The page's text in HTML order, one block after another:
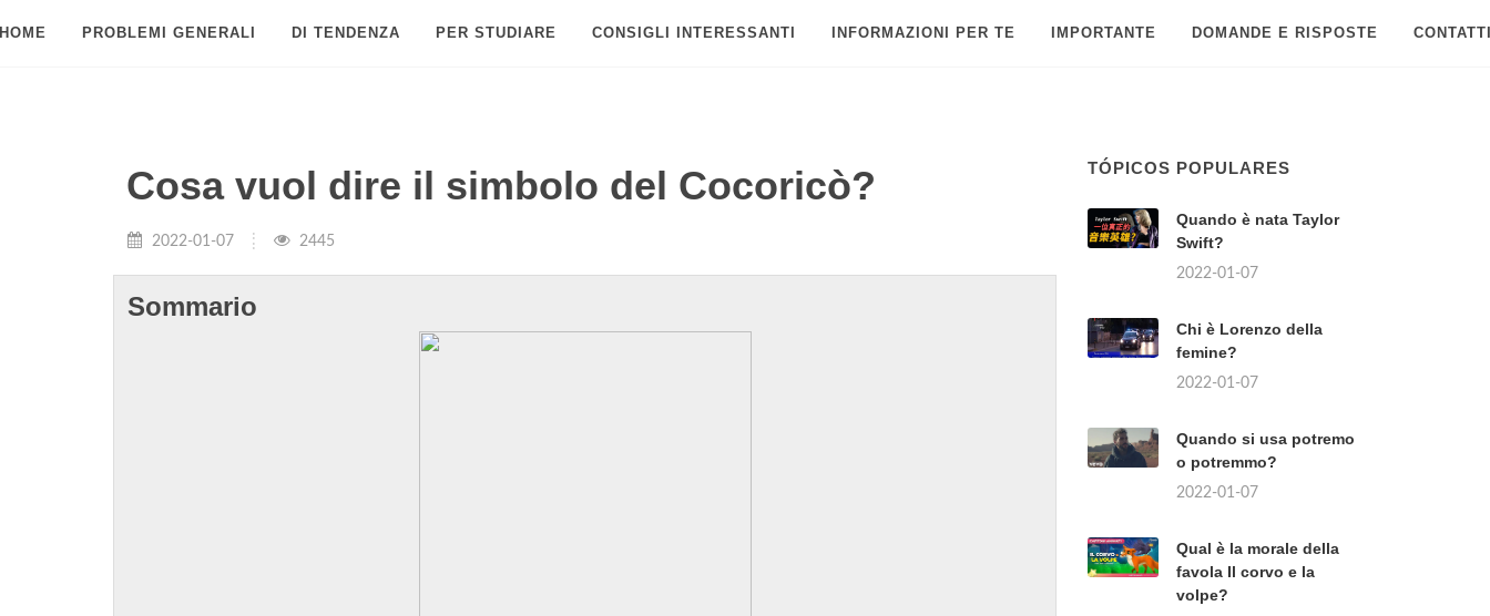
PROBLEMI GENERALI DI TENDENZA PER STUDIARE CONSIGLI INTERESSANTI INFORMAZIONI PER TE IMPORTANTE DOMANDE E RISPOSTE
Cosa vuol dire il simbolo del Cocoricò?
2022-01-07 2445
Sommario
TÓPICOS POPULARES
Quando è nata Taylor
Swift?
2022-01-07
Chi è Lorenzo della
femine?
2022-01-07
Quando si usa potremo
o potremmo?
2022-01-07
Qual è la morale della
favola Il corvo e la
volpe?